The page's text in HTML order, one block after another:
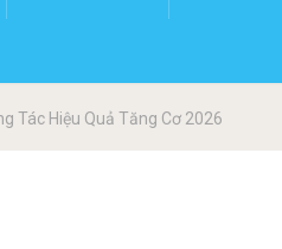
Tác Hiệu Quả Tăng Cơ 2026